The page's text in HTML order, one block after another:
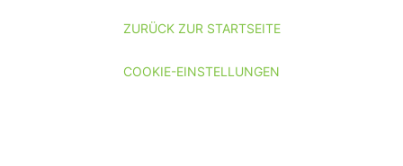
ZURÜCK ZUR STARTSEITE
COOKIE-EINSTELLUNGEN